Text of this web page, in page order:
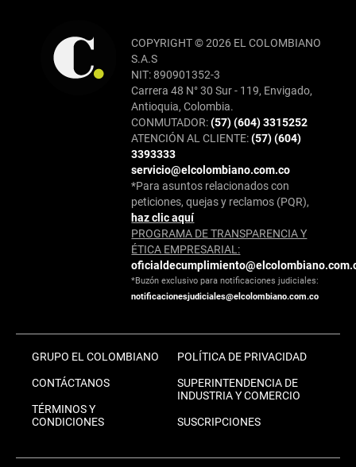
COPYRIGHT © 2026 EL COLOMBIANO
S.A.S
NIT: 890901352-3
Carrera 48 N° 30 Sur - 119, Envigado,
Antioquia, Colombia.
CONMUTADOR:(57) (604) 3315252
ATENCIÓN AL CLIENTE:(57) (604)
3393333
servicio@elcolombiano.com.co
*Para asuntos relacionados con
peticiones, quejas y reclamos (PQR),
haz clic aquí
PROGRAMA DE TRANSPARENCIA Y
ÉTICA EMPRESARIAL:
*Buzón exclusivo para notificaciones judiciales:
notificacionesjudiciales@elcolombiano.com.co
GRUPO EL COLOMBIANO
CONTÁCTANOS
TÉRMINOS Y
CONDICIONES
POLÍTICA DE PRIVACIDAD
SUPERINTENDENCIA DE
INDUSTRIA Y COMERCIO
SUSCRIPCIONES